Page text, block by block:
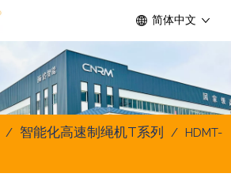
简体中文
/ 智能化高速制绳机T系列 /
HDMT-